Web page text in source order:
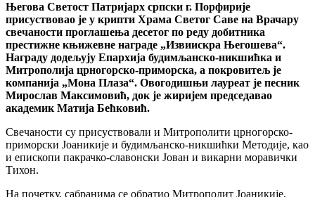
Његова Светост Патријарх српски г. Порфирије
присуствовао је у крипти Храма Светог Саве на Врачару
свечаности проглашења десетог по реду добитника
престижне књижевне награде „Извиискра Његошева“.
Награду додељују Епархија будимљанско-никшићка и
Митрополија црногорско-приморска, а покровитељ је
компанија „Мона Плаза“. Овогодишњи лауреат је песник
Мирослав Максимовић, док је жиријем председавао
академик Матија Бећковић.
Свечаности су присуствовали и Митрополити црногорско-
приморски Јоаникије и будимљанско-никшићки Методије, као
и епископи пакрачко-славонски Јован и викарни моравички
Тихон.
На почетку, сабранима се обратио Митрополит Јоаникије,